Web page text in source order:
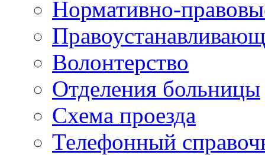
Нормативно-
Волонтерство
Отделения больницы
Схема проезда
Телефонный